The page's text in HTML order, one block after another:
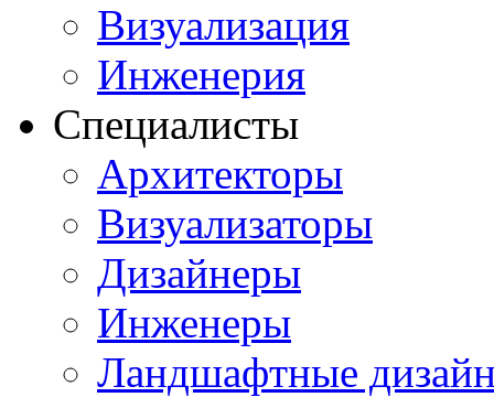
Визуализация
Инженерия
Специалисты
Архитекторы
Визуализаторы
Дизайнеры
Инженеры
Ландшафтные